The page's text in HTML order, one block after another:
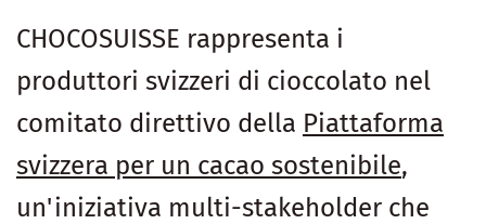
CHOCOSUISSE rappresenta i
produttori svizzeri di cioccolato nel
comitato direttivo della Piattaforma
svizzera per un cacao sostenibile,
un'iniziativa multi-stakeholder che